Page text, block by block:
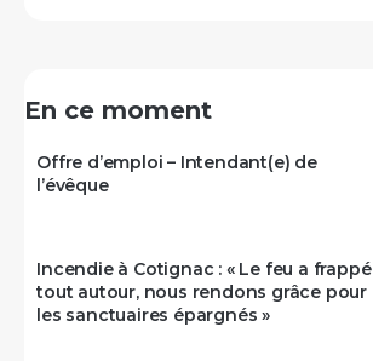
En ce moment
Offre d’emploi – Intendant(e) de
l’évêque
Incendie à Cotignac : « Le feu a frappé
tout autour, nous rendons grâce pour
les sanctuaires épargnés »